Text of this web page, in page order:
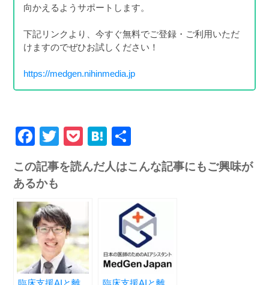
向かえるようサポートします。
下記リンクより、今すぐ無料でご登録・ご利用いただ
けますのでぜひお試しください！
https://medgen.nihinmedia.jp
Facebook
Twitter
PocketHatena
有
この記事を読んだ人はこんな記事にもご興味が
あるかも